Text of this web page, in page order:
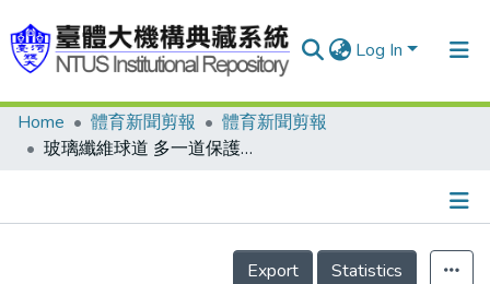
Log In
Communities & Collections
Home 體育新聞剪報
體育新聞剪報
玻璃纖維球道 多一道保護層 減少溫度濕度影響
Details
Export
Statistics